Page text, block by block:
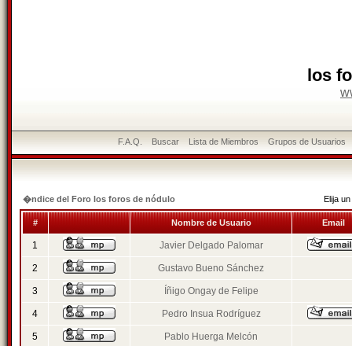
los
F.A.Q. Buscar Lista de Miembros Grupos de Usuarios
�ndice del Foro los foros de nódulo Elija
# Nombre de Usuario Email
1 Javier Delgado Palomar
2 Gustavo Bueno Sánchez
3 Íñigo Ongay de Felipe
4 Pedro Insua Rodríguez
5 Pablo Huerga Melcón